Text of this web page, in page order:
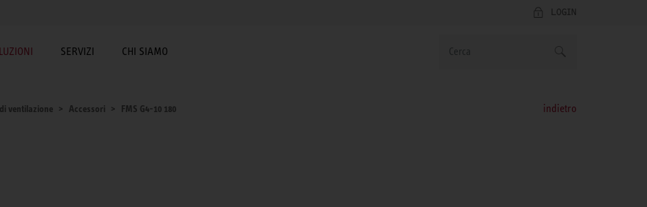
LOGIN
SERVIZI CHI SIAMO
ventilazione Accessori FMS G4-10 180 indietro